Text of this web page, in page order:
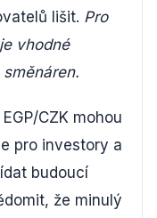
lišit. Pro
vhodné
CZK mohou
pro investory a
budoucí
že minulý